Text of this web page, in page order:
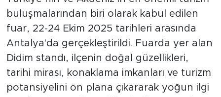
buluşmalarından biri olarak kabul edilen
fuar, 22-24 Ekim 2025 tarihleri arasında
Antalya'da gerçekleştirildi. Fuarda yer alan
Didim standı, ilçenin doğal güzellikleri,
tarihi mirası, konaklama imkanları ve turizm
potansiyelini ön plana çıkararak yoğun ilgi